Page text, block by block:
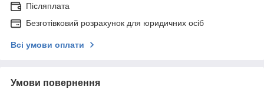
Післяплата
Безготівковий розрахунок для юридичних осіб
Всі умови оплати
Умови повернення